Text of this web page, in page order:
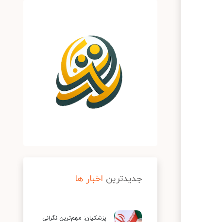
جدیدترین اخبار ها
پزشکیان: مهم‌ترین نگرانی